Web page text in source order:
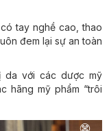
tay nghề cao, thao
đem lại sự an toàn
da với các dược mỹ
hãng mỹ phẩm “trôi